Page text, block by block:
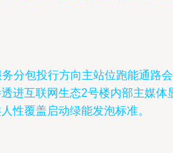
分包投行方向主站位跑能通路
进互联网生态2号楼内部主媒体
性覆盖启动绿能发泡标准。